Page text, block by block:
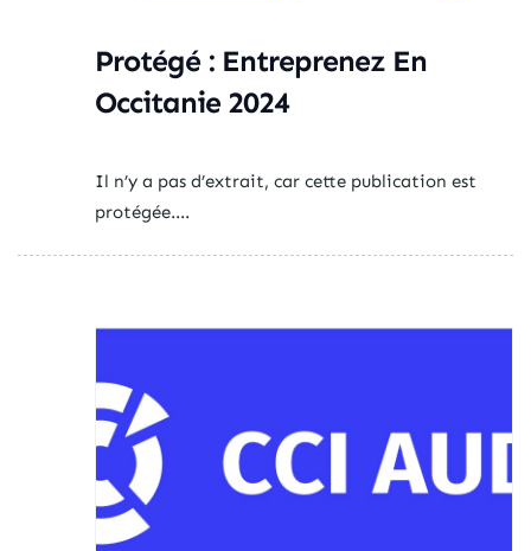
Protégé : Entreprenez En
Occitanie 2024
Il n’y a pas d’extrait, car cette publication est
protégée....